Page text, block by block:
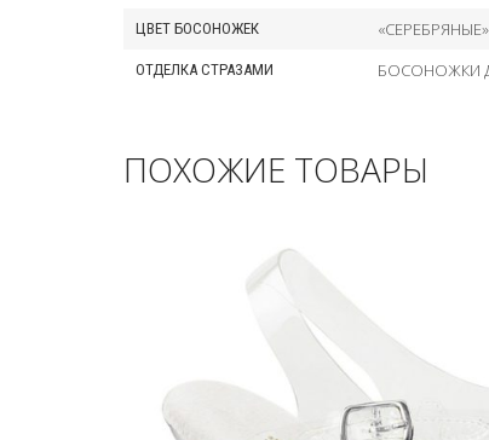
ЦВЕТ БОСОНОЖЕК
ОТДЕЛКА СТРАЗАМИ БОСОНОЖКИ
ПОХОЖИЕ ТОВАРЫ